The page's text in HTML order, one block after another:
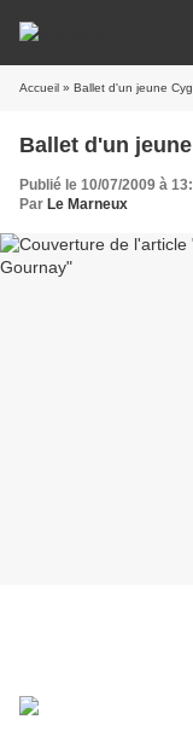
Accueil » Ballet d'un jeune
Ballet d'un
Publié le 10/07/2009 à
Par Le Marneux